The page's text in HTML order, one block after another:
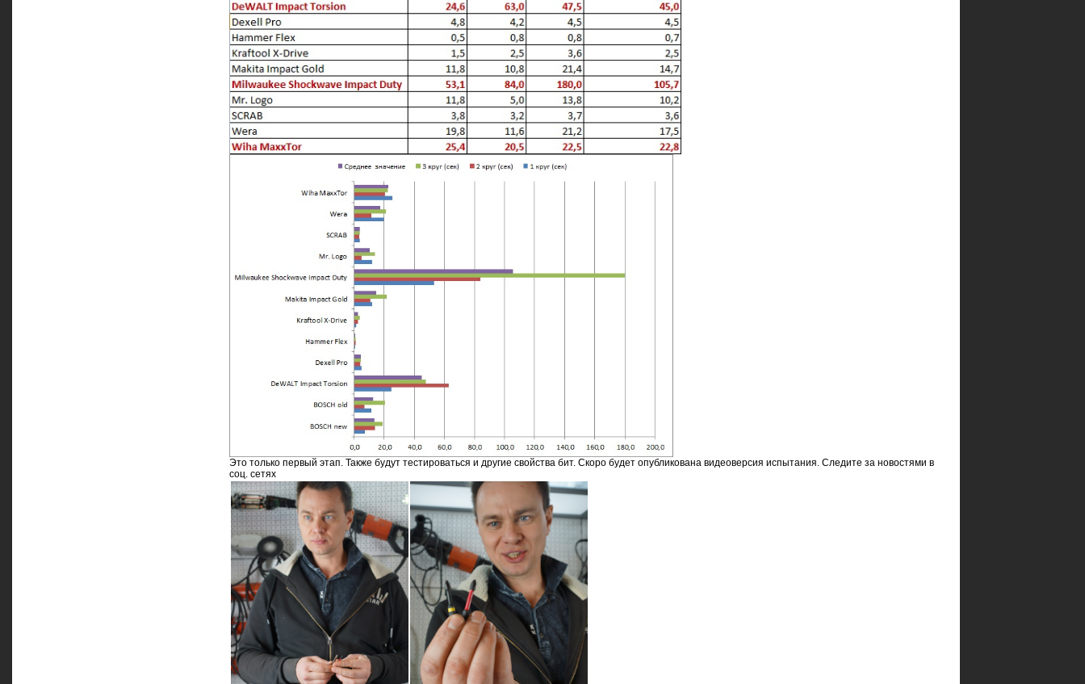
Это только первый этап. Также будут тестироваться и другие свойства бит. Скоро будет опубликована видеоверсия испытания. Следите за новостями в
соц. сетях